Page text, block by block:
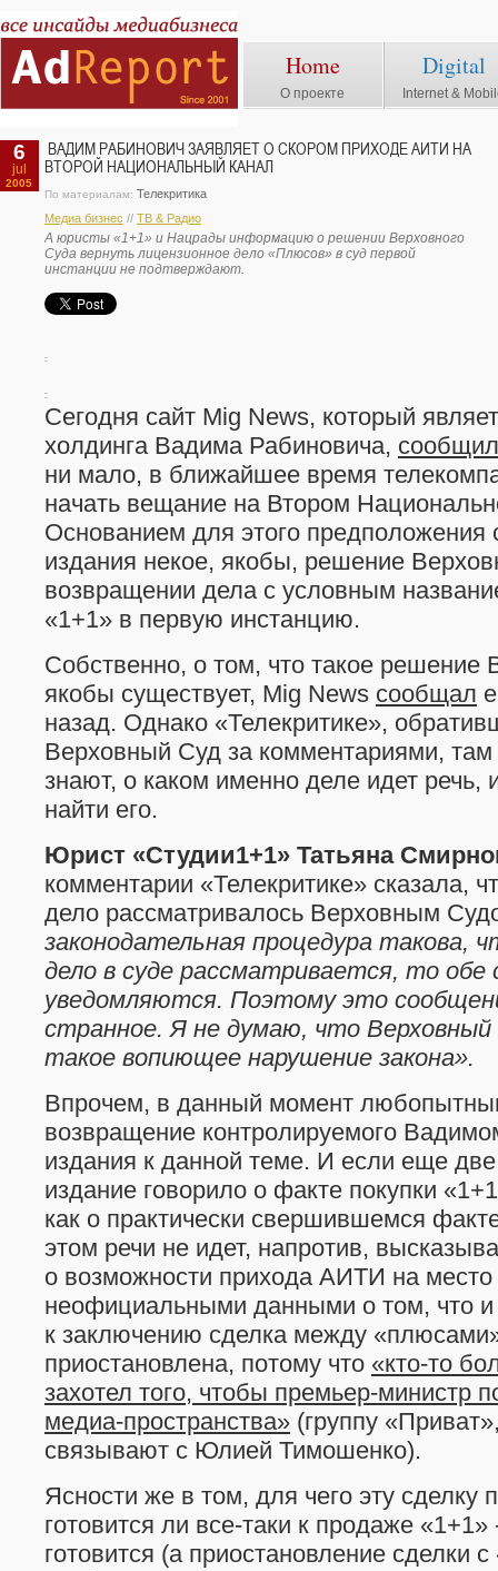
Home
О проекте
Digital
Internet &
6
jul
2005
ВАДИМ РАБИНОВИЧ ЗАЯВЛЯЕТ О СКОРОМ ПРИХОДЕ АИТИ НА
ВТОРОЙ НАЦИОНАЛЬНЫЙ КАНАЛ
По материалам: Телекритика
Медиа бизнес // ТВ & Радио
А юристы «1+1» и Нацрады информацию о решении Верховного
Суда вернуть лицензионное дело «Плюсов» в суд первой
инстанции не подтверждают.
Сегодня сайт Mig News, который
холдинга Вадима Рабиновича, сообщил
ни мало, в ближайшее время
начать вещание на Втором
Основанием для этого предположения
издания некое, якобы, решение
возвращении дела с условным
«1+1» в первую инстанцию.
Собственно, о том, что такое решение
якобы существует, Mig News сообщал
назад. Однако «Телекритике»,
Верховный Суд за комментариями, там
знают, о каком именно деле идет речь,
найти его.
Юрист «Студии1+1» Татьяна
комментарии «Телекритике» сказала,
дело рассматривалось Верховным
законодательная процедура такова,
дело в суде рассматривается, то
уведомляются. Поэтому это
странное. Я не думаю, что
такое вопиющее нарушение закона».
Впрочем, в данный момент
возвращение контролируемого
издания к данной теме. И если еще
издание говорило о факте покупки
как о практически свершившемся
этом речи не идет, напротив,
о возможности прихода АИТИ на
неофициальными данными о том, что и
к заключению сделка между
приостановлена, потому что «кто-то
захотел того, чтобы премьер-министр
медиа-пространства» (группу
связывают с Юлией Тимошенко).
Ясности же в том, для чего эту сделку
готовится ли все-таки к продаже «1+1»
готовится (а приостановление сделки